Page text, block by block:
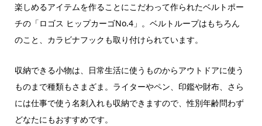
楽しめるアイテムを作ることにこだわって作られたベルトポー
チの「ロゴス ヒップカーゴNo.4」。ベルトループはもちろん
のこと、カラビナフックも取り付けられています。
収納できる小物は、日常生活に使うものからアウトドアに使う
ものまで種類もさまざま。ライターやペン、印鑑や財布、さら
には仕事で使う名刺入れも収納できますので、性別年齢問わず
どなたにもおすすめです。